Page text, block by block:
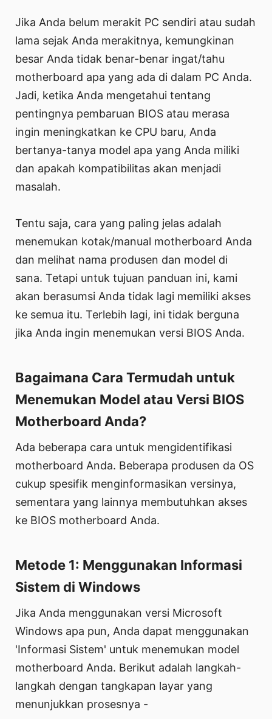
Jika Anda belum merakit PC sendiri atau sudah
lama sejak Anda merakitnya, kemungkinan
besar Anda tidak benar-benar ingat/tahu
motherboard apa yang ada di dalam PC Anda.
Jadi, ketika Anda mengetahui tentang
pentingnya pembaruan BIOS atau merasa
ingin meningkatkan ke CPU baru, Anda
bertanya-tanya model apa yang Anda miliki
dan apakah kompatibilitas akan menjadi
masalah.
Tentu saja, cara yang paling jelas adalah
menemukan kotak/manual motherboard Anda
dan melihat nama produsen dan model di
sana. Tetapi untuk tujuan panduan ini, kami
akan berasumsi Anda tidak lagi memiliki akses
ke semua itu. Terlebih lagi, ini tidak berguna
jika Anda ingin menemukan versi BIOS Anda.
Bagaimana Cara Termudah untuk
Menemukan Model atau Versi BIOS
Motherboard Anda?
Ada beberapa cara untuk mengidentifikasi
motherboard Anda. Beberapa produsen da OS
cukup spesifik menginformasikan versinya,
sementara yang lainnya membutuhkan akses
ke BIOS motherboard Anda.
Metode 1: Menggunakan Informasi
Sistem di Windows
Jika Anda menggunakan versi Microsoft
Windows apa pun, Anda dapat menggunakan
'Informasi Sistem' untuk menemukan model
motherboard Anda. Berikut adalah langkah-
langkah dengan tangkapan layar yang
menunjukkan prosesnya -